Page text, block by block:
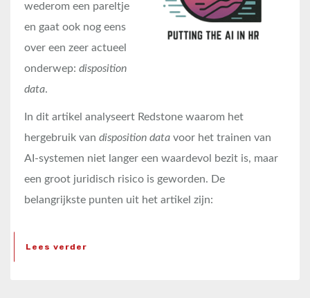
wederom een pareltje
en gaat ook nog eens
over een zeer actueel
onderwep: disposition
data.
In dit artikel analyseert Redstone waarom het
hergebruik van disposition data voor het trainen van
AI-systemen niet langer een waardevol bezit is, maar
een groot juridisch risico is geworden. De
belangrijkste punten uit het artikel zijn:
Lees verder